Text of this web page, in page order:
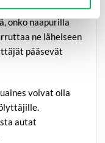
niille ei löydy uutta
onko naapurilla
ne läheiseen
pääsevät
voivat olla
autat